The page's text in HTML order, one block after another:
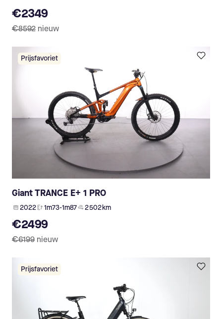
€2349
€8592 nieuw
Prijsfavoriet
Giant TRANCE E+ 1 PRO
2022 1m73-1m87 2 502 km
€2499
€6199 nieuw
Prijsfavoriet